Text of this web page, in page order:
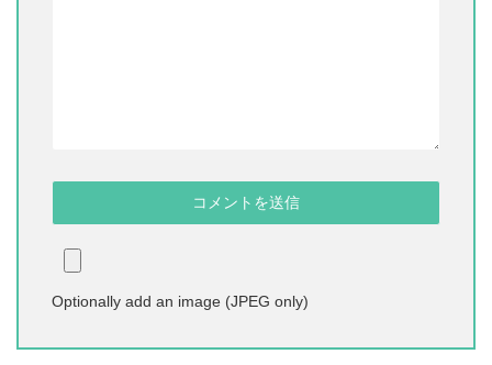
Optionally add an image (JPEG only)